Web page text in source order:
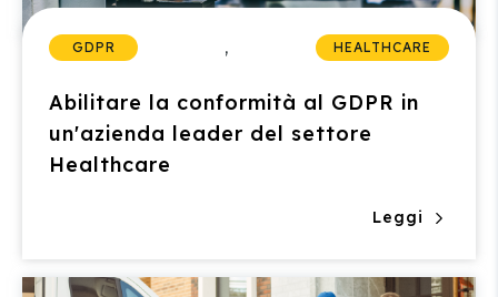
GDPR , HEALTHCARE
Abilitare la conformità al GDPR in
un'azienda leader del settore
Healthcare
Leggi